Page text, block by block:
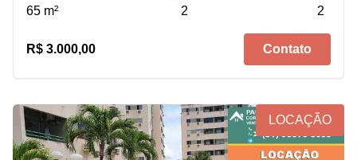
65 m² 2 2
R$ 3.000,00 Contato
LOCAÇÃO